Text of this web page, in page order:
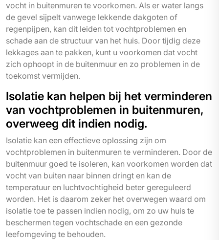
vocht in buitenmuren te voorkomen. Als er water langs
de gevel sijpelt vanwege lekkende dakgoten of
regenpijpen, kan dit leiden tot vochtproblemen en
schade aan de structuur van het huis. Door tijdig deze
lekkages aan te pakken, kunt u voorkomen dat vocht
zich ophoopt in de buitenmuur en zo problemen in de
toekomst vermijden.
Isolatie kan helpen bij het verminderen
van vochtproblemen in buitenmuren,
overweeg dit indien nodig.
Isolatie kan een effectieve oplossing zijn om
vochtproblemen in buitenmuren te verminderen. Door de
buitenmuur goed te isoleren, kan voorkomen worden dat
vocht van buiten naar binnen dringt en kan de
temperatuur en luchtvochtigheid beter gereguleerd
worden. Het is daarom zeker het overwegen waard om
isolatie toe te passen indien nodig, om zo uw huis te
beschermen tegen vochtschade en een gezonde
leefomgeving te behouden.